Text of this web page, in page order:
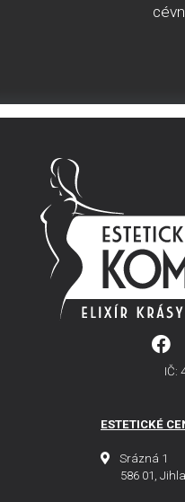
IČ:
ESTETICKÉ
Srázná 1
586 01,